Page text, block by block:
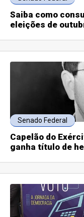
Saiba como
eleições de
Senado Federal
Capelão do
ganha título de